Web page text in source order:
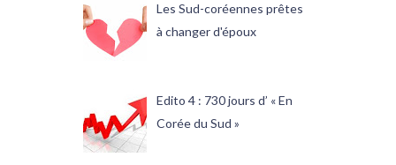
Les Sud-coréennes prêtes
à changer d'époux
Edito 4 : 730 jours d’ « En
Corée du Sud »